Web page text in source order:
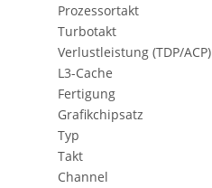
Prozessortakt
Turbotakt
Verlustleistung (TDP/ACP)
L3-Cache
Fertigung
Grafikchipsatz
Typ
Takt
Channel